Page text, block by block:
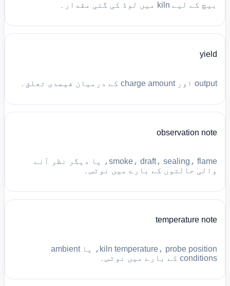
بیچ کے لیے kiln میں لوڈ کی گئی مقدار۔
yield
output اور charge amount کے درمیان فیصدی تعلق۔
observation note
smoke، draft، sealing، flame، یا دیگر نظر آنے
والی حالتوں کے بارے میں نوٹس۔
temperature note
kiln temperature، probe position، یا ambient
conditions کے بارے میں نوٹس۔